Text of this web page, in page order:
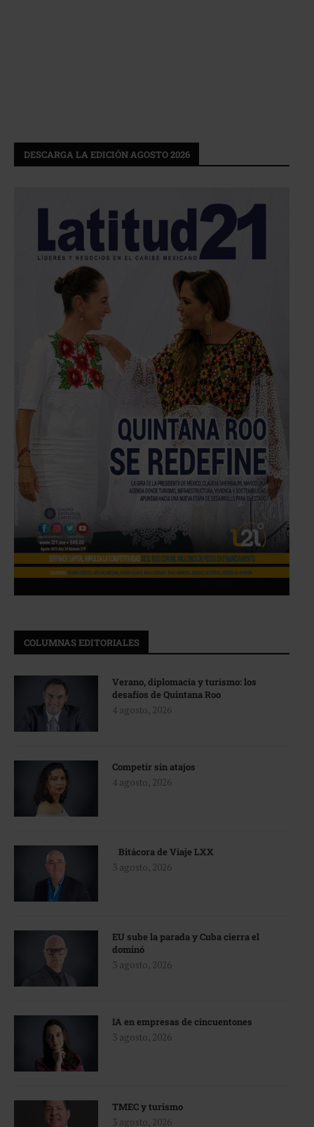
DESCARGA LA EDICIÓN AGOSTO 2026
COLUMNAS EDITORIALES
Verano, diplomacia y turismo: los
desafíos de Quintana Roo
4 agosto, 2026
Competir sin atajos
4 agosto, 2026
Bitácora de Viaje LXX
3 agosto, 2026
EU sube la parada y Cuba cierra el
dominó
3 agosto, 2026
IA en empresas de cincuentones
3 agosto, 2026
TMEC y turismo
3 agosto, 2026